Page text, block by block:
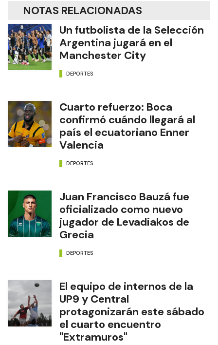
NOTAS RELACIONADAS
Un futbolista de la Selección
Argentina jugará en el
Manchester City
DEPORTES
Cuarto refuerzo: Boca
confirmó cuándo llegará al
país el ecuatoriano Enner
Valencia
DEPORTES
Juan Francisco Bauzá fue
oficializado como nuevo
jugador de Levadiakos de
Grecia
DEPORTES
El equipo de internos de la
UP9 y Central
protagonizarán este sábado
el cuarto encuentro
"Extramuros"